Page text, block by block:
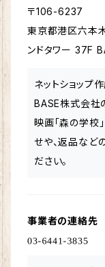
〒106-6237
東京都港区六本
ンドタワー 37F
ネットショップ
BASE株式会社
映画「森の学校
せや、返品など
ださい。
事業者の連絡先